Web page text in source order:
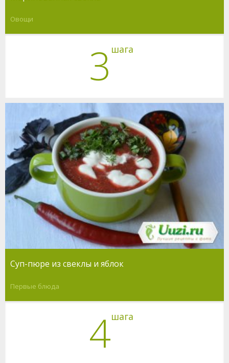
Овощи
3 шага
Суп-пюре из свеклы и яблок
Первые блюда
4шага